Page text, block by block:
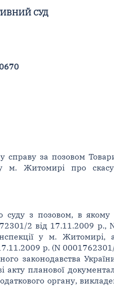
СУД
справу за позовом
у м. Житомирі про
суду з позовом, в якому
2 від 17.11.2009 р.,
у м. Житомирі,
р. (N
законодавства
планової
органу,